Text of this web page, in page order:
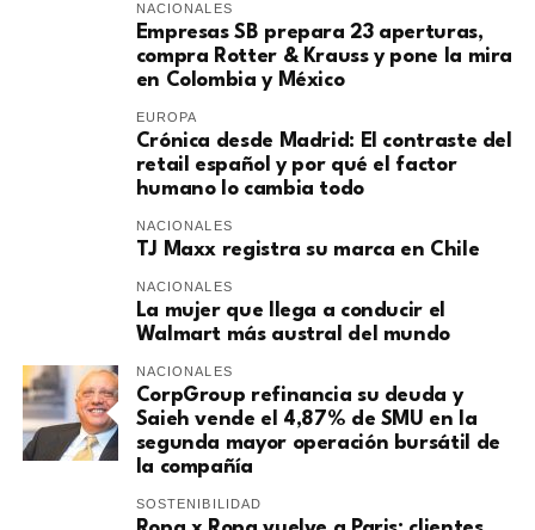
NACIONALES
Empresas SB prepara 23 aperturas,
compra Rotter & Krauss y pone la mira
en Colombia y México
EUROPA
​Crónica desde Madrid: El contraste del
retail español y por qué el factor
humano lo cambia todo
NACIONALES
TJ Maxx registra su marca en Chile
NACIONALES
La mujer que llega a conducir el
Walmart más austral del mundo
NACIONALES
CorpGroup refinancia su deuda y
Saieh vende el 4,87% de SMU en la
segunda mayor operación bursátil de
la compañía
SOSTENIBILIDAD